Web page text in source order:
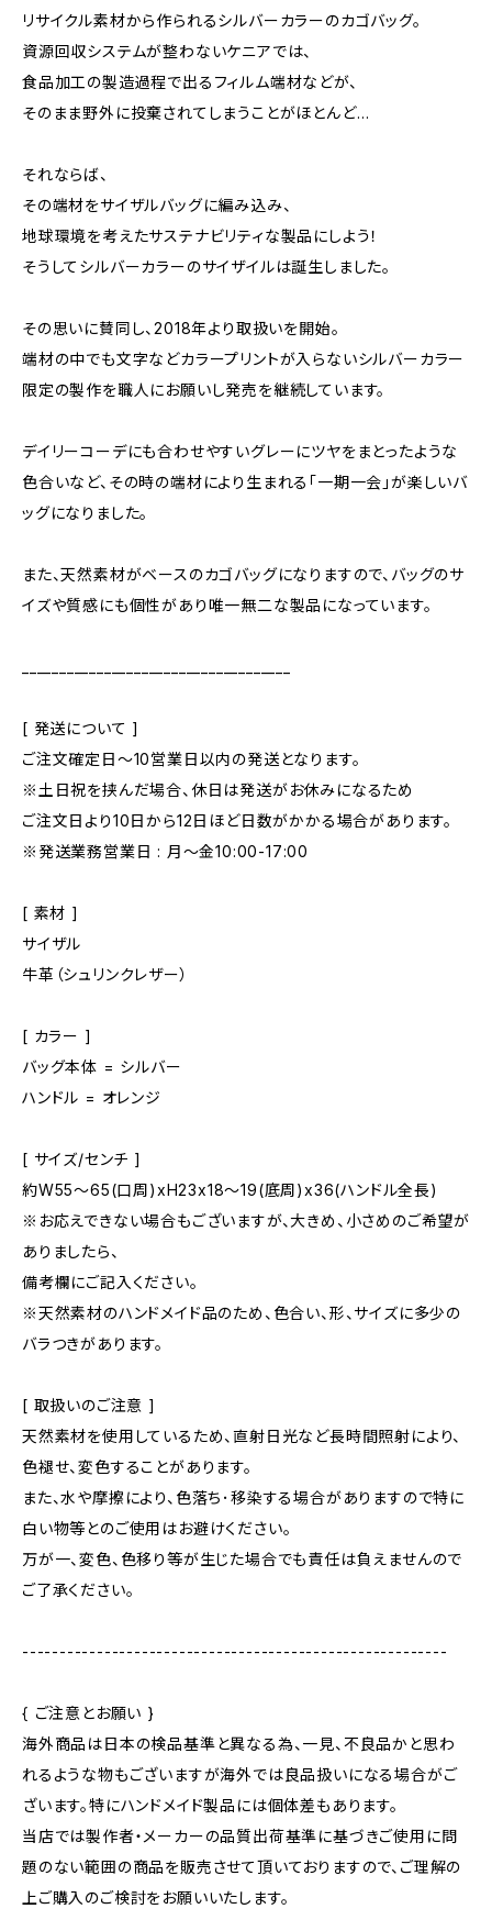
リサイクル素材から作られるシルバーカラーのカゴバッグ。
資源回収システムが整わないケニアでは、
食品加工の製造過程で出るフィルム端材などが、
そのまま野外に投棄されてしまうことがほとんど…
それならば、
その端材をサイザルバッグに編み込み、
地球環境を考えたサステナビリティな製品にしよう！
そうしてシルバーカラーのサイザイルは誕生しました。
その思いに賛同し、2018年より取扱いを開始。
端材の中でも文字などカラープリントが入らないシルバーカラー
限定の製作を職人にお願いし発売を継続しています。
デイリーコーデにも合わせやすいグレーにツヤをまとったような
色合いなど、その時の端材により生まれる「一期一会」が楽しいバ
ッグになりました。
また、天然素材がベースのカゴバッグになりますので、バッグのサ
イズや質感にも個性があり唯一無二な製品になっています。
[ 発送について ]
ご注文確定日〜10営業日以内の発送となります。
※土日祝を挟んだ場合、休日は発送がお休みになるため
ご注文日より10日から12日ほど日数がかかる場合があります。
※発送業務営業日 : 月～金10:00-17:00
[ 素材 ]
サイザル
牛革（シュリンクレザー）
[ カラー ]
バッグ本体 = シルバー
ハンドル = オレンジ
[ サイズ/センチ ]
約W55～65(口周)xH23x18～19(底周)x36(ハンドル全長)
※お応えできない場合もございますが、大きめ、小さめのご希望が
ありましたら、
備考欄にご記入ください。
※天然素材のハンドメイド品のため、色合い、形、サイズに多少の
バラつきがあります。
[ 取扱いのご注意 ]
天然素材を使用しているため、直射日光など長時間照射により、
色褪せ、変色することがあります。
また、水や摩擦により、色落ち･移染する場合がありますので特に
白い物等とのご使用はお避けください。
万が一、変色、色移り等が生じた場合でも責任は負えませんので
ご了承ください。
---------------------------------------------------------
{ ご注意とお願い }
海外商品は日本の検品基準と異なる為、一見、不良品かと思わ
れるような物もございますが海外では良品扱いになる場合がご
ざいます。特にハンドメイド製品には個体差もあります。
当店では製作者・メーカーの品質出荷基準に基づきご使用に問
題のない範囲の商品を販売させて頂いておりますので、ご理解の
上ご購入のご検討をお願いいたします。